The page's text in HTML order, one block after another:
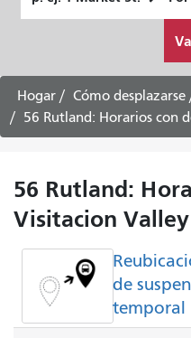
de
Hogar Cómo desplazarse
56 Rutland: Horarios con
56 Rutland:
Visitacion Valley
de
temporal